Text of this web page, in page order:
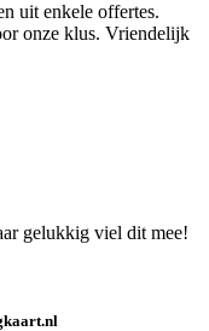
uit enkele offertes.
onze klus. Vriendelijk
gelukkig viel dit mee!